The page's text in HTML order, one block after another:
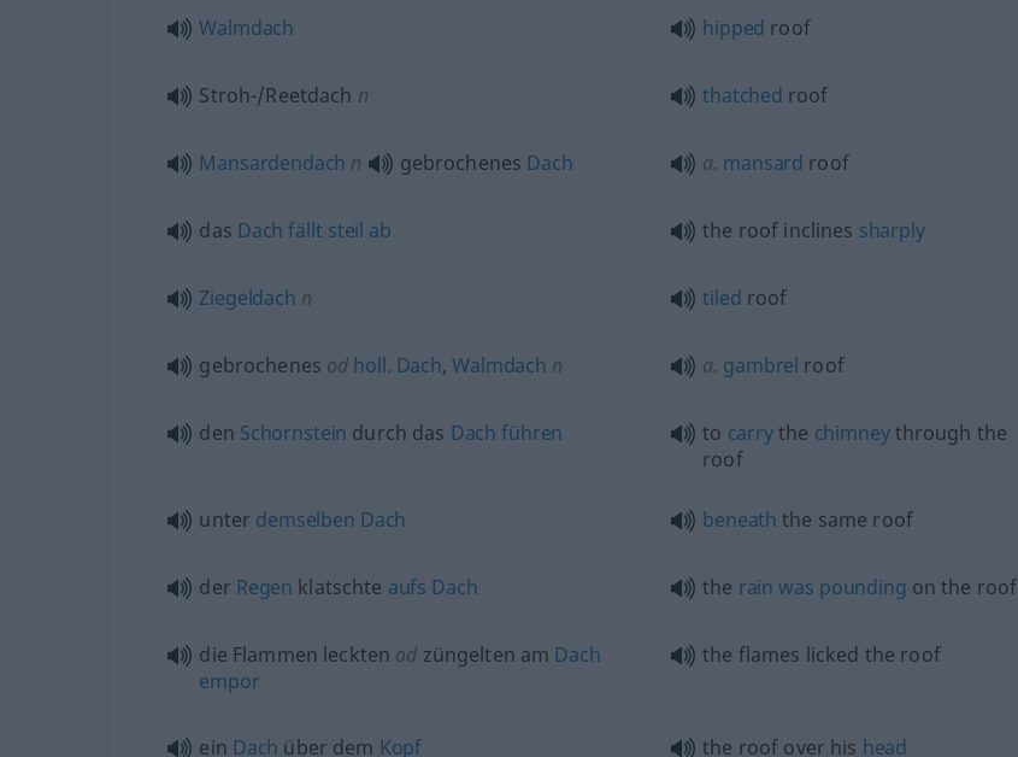
Walmdach hipped roof
Stroh-/Reetdach n thatched roof
Mansardendach n gebrochenes Dach a. mansard roof
das Dach fällt steil ab the roof inclines sharply
Ziegeldach n tiled roof
gebrochenes od holl. Dach,Walmdach n a. gambrel roof
den Schornstein durch das Dach führen to carrythe chimneythrough the
roof
unter demselben Dach beneath the same roof
der Regen klatschte aufs Dach the rain was pounding on the roof
die Flammen leckten od züngelten am Dach
empor
the flames licked the roof
ein Dach über dem Kopf the roof over his head